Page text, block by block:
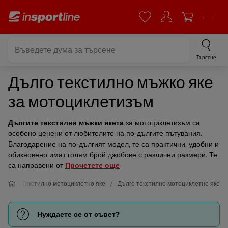
Търсене
Дълго текстилно мъжко яке
за мотоциклетизъм
Дългите текстилни мъжки якета за мотоциклетизъм са
особено ценени от любителите на по-дългите пътувания.
Благодарение на по-дългият модел, те са практични, удобни и
обикновено имат голям брой джобове с различни размери. Те
са направени от Прочетете още
Текстилно мотоциклетно яке Дълго текстилно мотоциклетно яке
Нуждаете се от съвет?